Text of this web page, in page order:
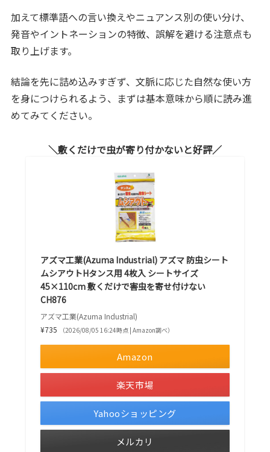
加えて標準語への言い換えやニュアンス別の使い分け、
発音やイントネーションの特徴、誤解を避ける注意点も
取り上げます。
結論を先に詰め込みすぎず、文脈に応じた自然な使い方
を身につけられるよう、まずは基本意味から順に読み進
めてみてください。
敷くだけで虫が寄り付かないと好評
アズマ工業(Azuma Industrial) アズマ 防虫シート
ムシアウトHタンス用 4枚入 シートサイズ
45×110cm 敷くだけで害虫を寄せ付けない
CH876
アズマ工業(Azuma Industrial)
¥735
（2026/08/05 16:24時点 | Amazon調べ）
Amazon
楽天市場
Yahooショッピング
メルカリ